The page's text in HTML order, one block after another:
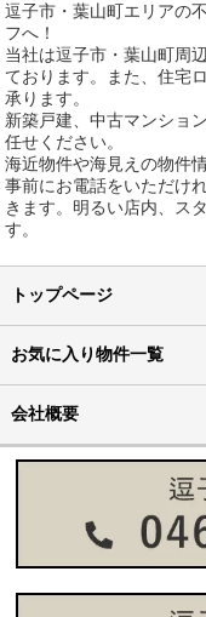
逗子市・葉山町エリアの
フへ！
当社は逗子市・葉山町周
ております。また、住宅
承ります。
新築戸建、中古マンショ
任せください。
海近物件や海見えの物件
事前にお電話をいただけ
きます。明るい店内、ス
す。
トップページ
お気に入り物件一覧
会社概要